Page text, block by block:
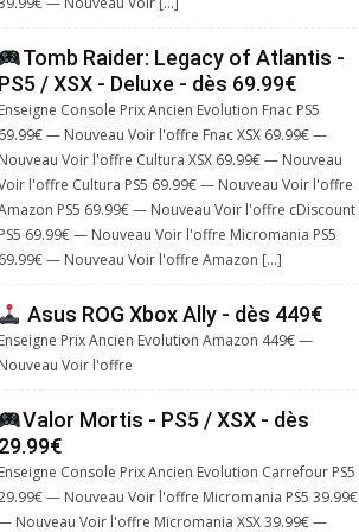
Tomb Raider: Legacy of Atlantis -
PS5 / XSX - Deluxe - dès 69.99€
Enseigne Console Prix Ancien Evolution Fnac PS5
69.99€ — Nouveau Voir l'offre Fnac XSX 69.99€ —
Nouveau Voir l'offre Cultura XSX 69.99€ — Nouveau
l'offre Cultura PS5 69.99€ — Nouveau Voir l'offre
PS5 69.99€ — Nouveau Voir l'offre cDiscount
PS5 69.99€ — Nouveau Voir l'offre Micromania PS5
69.99€ — Nouveau Voir l'offre Amazon […]
Asus ROG Xbox Ally - dès 449€
Enseigne Prix Ancien Evolution Amazon 449€ —
Nouveau Voir l'offre
Valor Mortis - PS5 / XSX - dès
29.99€
Enseigne Console Prix Ancien Evolution Carrefour PS5
— Nouveau Voir l'offre Micromania PS5 39.99€
Nouveau Voir l'offre Micromania XSX 39.99€ —